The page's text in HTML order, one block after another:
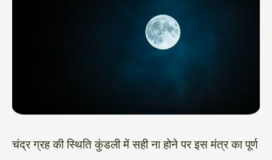
चंद्र ग्रह की स्थिति कुंडली में सही ना होने पर इस मंत्र का पूर्ण